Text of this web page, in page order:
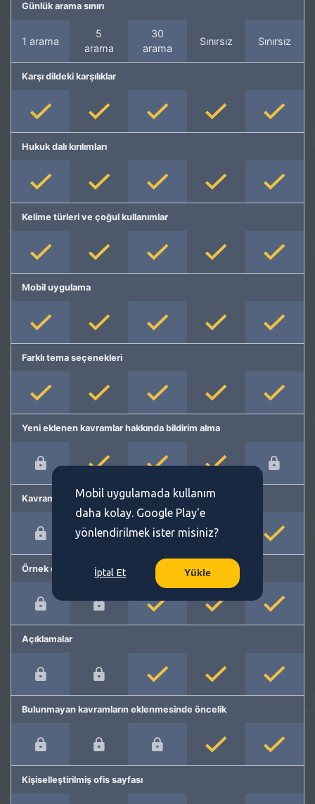
Günlük arama sınırı
1 arama
5
arama
30
arama
Sınırsız Sınırsız
Karşı dildeki karşılıklar
Hukuk dalı kırılımları
Kelime türleri ve çoğul kullanımlar
Mobil uygulama
Farklı tema seçenekleri
Yeni eklenen kavramlar hakkında bildirim alma
Kavram önerme
Örnek cümleler
Açıklamalar
Bulunmayan kavramların eklenmesinde öncelik
Kişiselleştirilmiş ofis sayfası
Mobil uygulamada kullanım
daha kolay. Google Play'e
yönlendirilmek ister misiniz?
İptal Et Yükle